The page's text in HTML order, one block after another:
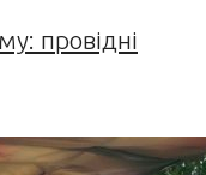
провідні